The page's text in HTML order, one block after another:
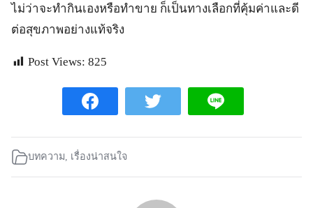
ไม่ว่าจะทำกินเองหรือทำขาย ก็เป็นทางเลือกที่คุ้มค่าและดี
ต่อสุขภาพอย่างแท้จริง
Post Views: 825
บทความ, เรื่องน่าสนใจ